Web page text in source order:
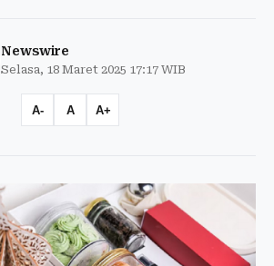
Newswire
Selasa, 18 Maret 2025 17:17 WIB
A- A A+